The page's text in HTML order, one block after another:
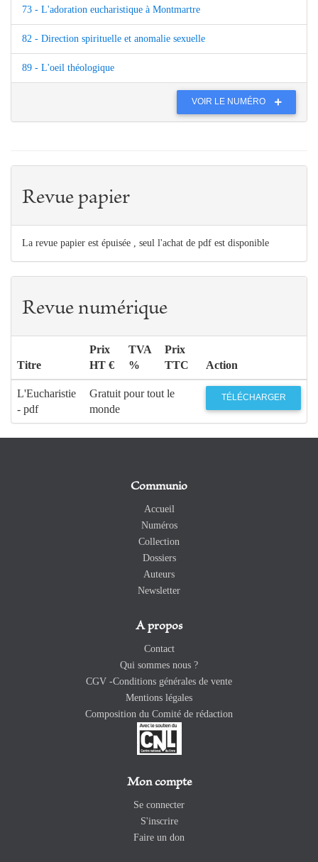
73 - L'adoration eucharistique à Montmartre
82 - Direction spirituelle et anomalie sexuelle
89 - L'oeil théologique
VOIR LE NUMÉRO
Revue papier
La revue papier est épuisée , seul l'achat de pdf est disponible
Revue numérique
Titre
Prix
HT €
TVA
%
Prix
TTC
Action
L'Eucharistie
- pdf
Gratuit pour tout le
monde
TÉLÉCHARGER
Communio
Accueil
Numéros
Collection
Dossiers
Auteurs
Newsletter
A propos
Contact
Qui sommes nous ?
CGV -Conditions générales de vente
Mentions légales
Composition du Comité de rédaction
Mon compte
Se connecter
S'inscrire
Faire un don